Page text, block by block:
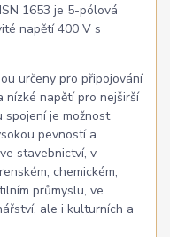
1653 je 5-pólová
napětí 400 V s
určeny pro připojování
nízké napětí pro nejširší
spojení je možnost
pevností a
stavebnictví, v
chemickém,
průmyslu, ve
ale i kulturních a